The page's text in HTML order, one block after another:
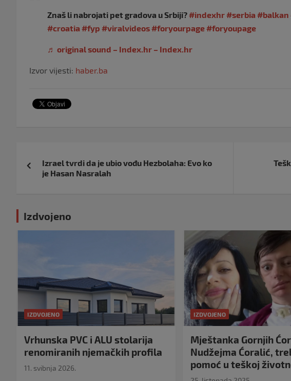
Znaš li nabrojati pet gradova u Srbiji?#indexhr#serbia #balkan
#croatia #fyp #viralvideos#foryourpage#foryoupagе
♬ original sound – Index.hr – Index.hr
Izvor vijesti: haber.ba
objava
Izrael tvrdi da je ubio vođu Hezbolaha: Evo ko
je Hasan Nasralah
Izdvojeno
IZDVOJENO
Vrhunska PVC i ALU stolarija
renomiranih njemačkih profila
11. svibnja 2026.
IZDVOJENO
Mještanka Gornjih
Nudžejma Ćoralić,
pomoć u teškoj